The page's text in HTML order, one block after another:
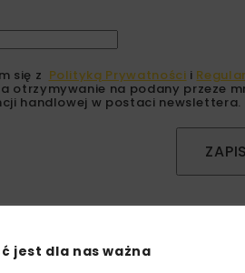
się z Polityką Prywatności i
otrzymywanie na podany przeze
handlowej w postaci newslettera.
jest dla nas ważna